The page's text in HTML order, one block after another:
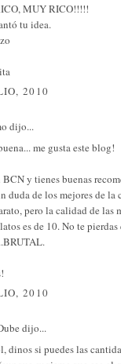
MUY RICO!!!!!
tu idea.
2010
dijo...
me gusta este blog!
y tienes buenas
duda de los mejores de la
pero la calidad de las
es de 10. No te
2010
dijo...
dinos si puedes las